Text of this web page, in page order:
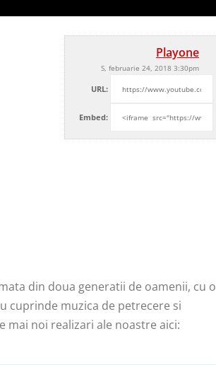
Playone
S, februarie 24, 2018 3:30pm
URL:
Embed:
din doua generatii de oamenii, cu o
cuprinde muzica de petrecere si
mai noi realizari ale noastre aici: